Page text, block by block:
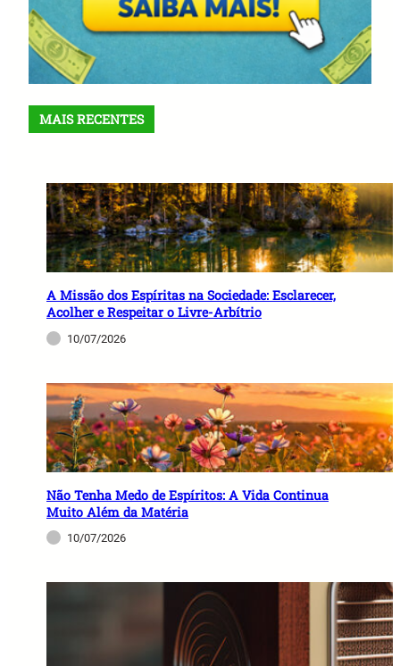
MAIS RECENTES
A Missão dos Espíritas na Sociedade: Esclarecer,
Acolher e Respeitar o Livre-Arbítrio
10/07/2026
Não Tenha Medo de Espíritos: A Vida Continua
Muito Além da Matéria
10/07/2026